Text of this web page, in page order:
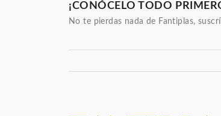
¡CONÓCELO TODO
No te pierdas nada de Fantiplas,